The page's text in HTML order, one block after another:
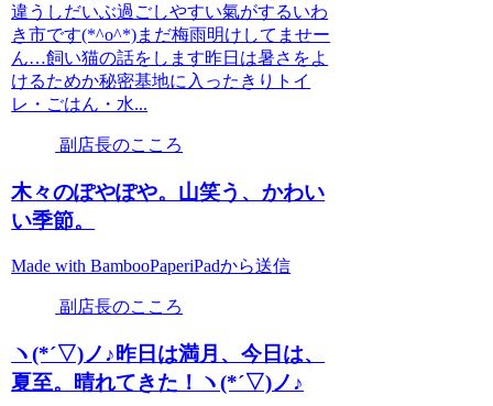
違うしだいぶ過ごしやすい氣がするいわ
き市です(*^o^*)まだ梅雨明けしてませー
ん…飼い猫の話をします昨日は暑さをよ
けるためか秘密基地に入ったきりトイ
レ・ごはん・水...
副店長のこころ
木々のぽやぽや。山笑う、かわい
い季節。
Made with BambooPaperiPadから送信
副店長のこころ
ヽ(*´▽)ノ♪昨日は満月、今日は、
夏至。晴れてきた！ヽ(*´▽)ノ♪